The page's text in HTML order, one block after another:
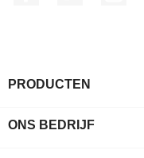
PRODUCTEN
ONS BEDRIJF